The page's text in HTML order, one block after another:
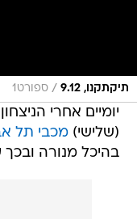
תיקתקנו, 9.12 / ספורט1
יומיים אחרי
(שלישי)מכבי תל
בהיכל מנורה